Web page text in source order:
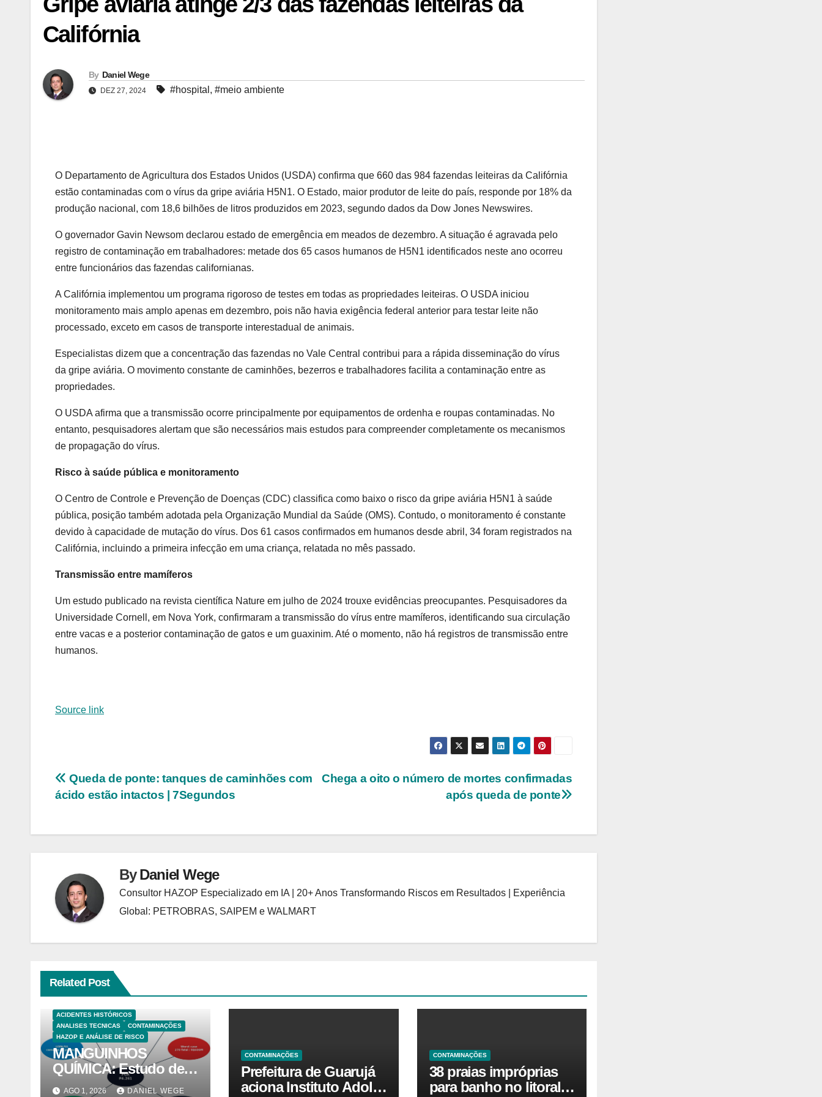
Califórnia
By Daniel Wege
DEZ 27, 2024 #hospital , #meio ambiente
O Departamento de Agricultura dos Estados Unidos (USDA) confirma que 660 das 984 fazendas leiteiras da Califórnia
estão contaminadas com o vírus da gripe aviária H5N1. O Estado, maior produtor de leite do país, responde por 18% da
produção nacional, com 18,6 bilhões de litros produzidos em 2023, segundo dados da Dow Jones Newswires.
O governador Gavin Newsom declarou estado de emergência em meados de dezembro. A situação é agravada pelo
registro de contaminação em trabalhadores: metade dos 65 casos humanos de H5N1 identificados neste ano ocorreu
entre funcionários das fazendas californianas.
A Califórnia implementou um programa rigoroso de testes em todas as propriedades leiteiras. O USDA iniciou
monitoramento mais amplo apenas em dezembro, pois não havia exigência federal anterior para testar leite não
processado, exceto em casos de transporte interestadual de animais.
Especialistas dizem que a concentração das fazendas no Vale Central contribui para a rápida disseminação do vírus
da gripe aviária. O movimento constante de caminhões, bezerros e trabalhadores facilita a contaminação entre as
propriedades.
O USDA afirma que a transmissão ocorre principalmente por equipamentos de ordenha e roupas contaminadas. No
entanto, pesquisadores alertam que são necessários mais estudos para compreender completamente os mecanismos
de propagação do vírus.
Risco à saúde pública e monitoramento
O Centro de Controle e Prevenção de Doenças (CDC) classifica como baixo o risco da gripe aviária H5N1 à saúde
pública, posição também adotada pela Organização Mundial da Saúde (OMS). Contudo, o monitoramento é constante
devido à capacidade de mutação do vírus. Dos 61 casos confirmados em humanos desde abril, 34 foram registrados na
Califórnia, incluindo a primeira infecção em uma criança, relatada no mês passado.
Transmissão entre mamíferos
Um estudo publicado na revista científica Nature em julho de 2024 trouxe evidências preocupantes. Pesquisadores da
Universidade Cornell, em Nova York, confirmaram a transmissão do vírus entre mamíferos, identificando sua circulação
entre vacas e a posterior contaminação de gatos e um guaxinim. Até o momento, não há registros de transmissão entre
humanos.
Source link
Navegação
Post
Chega a oito o número de mortes confirmadas
após queda de ponte
Queda de ponte: tanques de caminhões com
ácido estão intactos | 7Segundos
ByDaniel Wege
Consultor HAZOP Especializado em IA | 20+ Anos Transformando Riscos em Resultados | Experiência
Global: PETROBRAS, SAIPEM e WALMART
Related Post
ACIDENTES HISTÓRICOS
ANALISES TECNICAS
CONTAMINAÇÕES
HAZOP E ANÁLISE DE RISCO
MANGUINHOS
QUÍMICA: Estudo de
Caso PGR — Área
AGO 1, 2026 DANIEL WEGE
CONTAMINAÇÕES
Prefeitura de Guarujá
aciona Instituto Adolfo
CONTAMINAÇÕES
38 praias impróprias
para banho no litoral